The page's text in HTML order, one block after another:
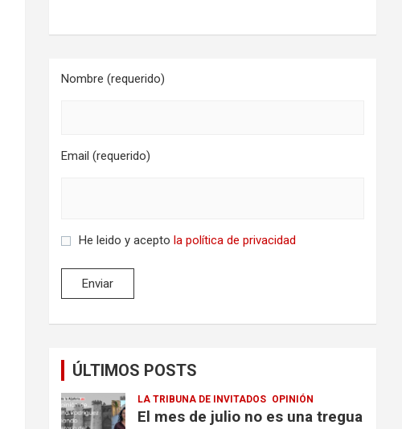
Nombre (requerido)
Email (requerido)
He leido y aceptola política de privacidad
ÚLTIMOS POSTS
LA TRIBUNA DE INVITADOS OPINIÓN
El mes de julio no es una tregua